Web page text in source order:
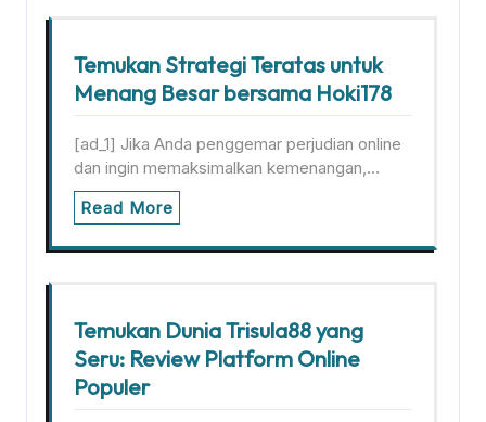
Temukan Strategi Teratas untuk
Menang Besar bersama Hoki178
[ad_1] Jika Anda penggemar perjudian online
dan ingin memaksimalkan kemenangan,…
Read More
Temukan Dunia Trisula88 yang
Seru: Review Platform Online
Populer